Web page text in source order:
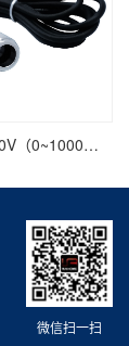
广州华洪IS-1000V（0~1000℃）电压输出精准型固定安装非接触式在线式工业红外测温仪
微信扫一扫